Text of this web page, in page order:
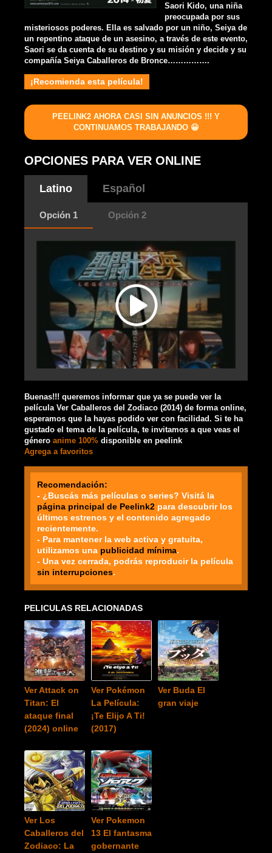
Saori Kido, una niña
preocupada por sus
misteriosos poderes. Ella es salvado por un niño, Seiya de
un repentino ataque de un asesino, a través de este evento,
Saori se da cuenta de su destino y su misión y decide y su
compañía Seiya Caballeros de Bronce…………….
¡Recomienda esta película!
PEELINK2 AHORA CASI SIN ANUNCIOS !!! Y
CONTINUAMOS TRABAJANDO 😀
OPCIONES PARA VER ONLINE
Latino Español
Opción 1 Opción 2
Buenas!!! queremos informar que ya se puede ver la
película Ver Caballeros del Zodiaco (2014) de forma online,
esperamos que la hayas podido ver con facilidad. Si te ha
gustado el tema de la película, te invitamos a que veas el
género anime 100% disponible en peelink
Agrega a favoritos
Recomendación:
- ¿Buscás más películas o series? Visitá la
página principal de Peelink2 para descubrir los
últimos estrenos y el contenido agregado
recientemente.
- Para mantener la web activa y gratuita,
utilizamos una publicidad mínima.
- Una vez cerrada, podrás reproducir la película
sin interrupciones.
PELICULAS RELACIONADAS
Ver Attack on
Titan: El
ataque final
(2024) online
Ver Pokémon
La Película:
¡Te Elijo A Ti!
(2017)
Ver Buda El
gran viaje
Ver Los
Caballeros del
Zodiaco: La
Ver Pokemon
13 El fantasma
gobernante